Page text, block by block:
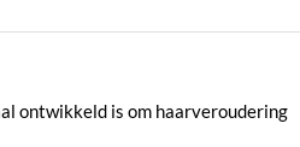
ontwikkeld is om haarveroudering